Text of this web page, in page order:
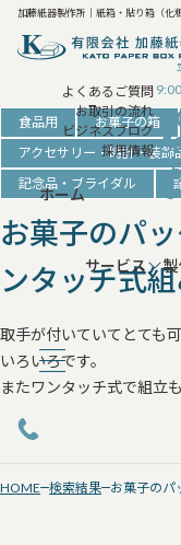
加藤紙器製作所｜紙箱・貼り箱（化
よくあるご質問
お取引の流れ
ビジネスブログ
採用情報
ホーム
サービス
食品用 お菓子の箱
アクセサリー・時計・装飾
記念品・ブライダル
お菓子のパ
ンタッチ式
取手が付いていてとても
いろいろです。
またワンタッチ式で組立
HOME 検索結果 お菓子のパ